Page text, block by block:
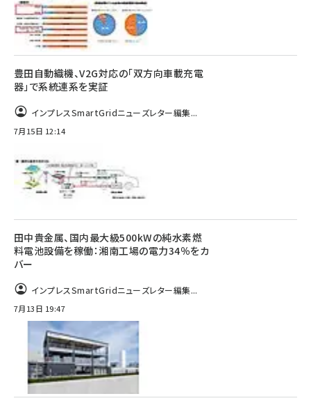
豊田自動織機、V2G対応の「双方向車載充電
器」で系統連系を実証
インプレスSmartGridニューズレター編集...
7月15日 12:14
田中貴金属、国内最大級500kWの純水素燃
料電池設備を稼働：湘南工場の電力34％をカ
バー
インプレスSmartGridニューズレター編集...
7月13日 19:47